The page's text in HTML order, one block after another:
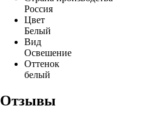
Россия
Цвет
Белый
Вид
Освешение
Оттенок
белый
Отзывы